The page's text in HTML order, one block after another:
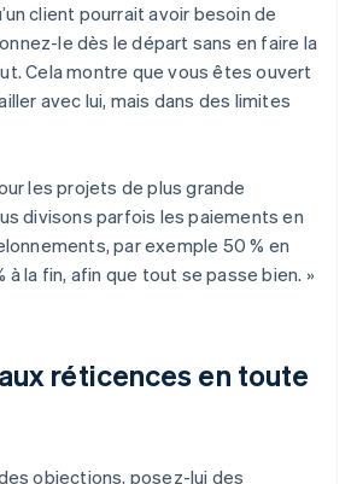
client pourrait avoir besoin de
le dès le départ sans en faire la
Cela montre que vous êtes ouvert
avec lui, mais dans des limites
les projets de plus grande
divisons parfois les paiements en
par exemple 50 % en
à la fin, afin que tout se passe bien. »
réticences en toute
objections, posez-lui des